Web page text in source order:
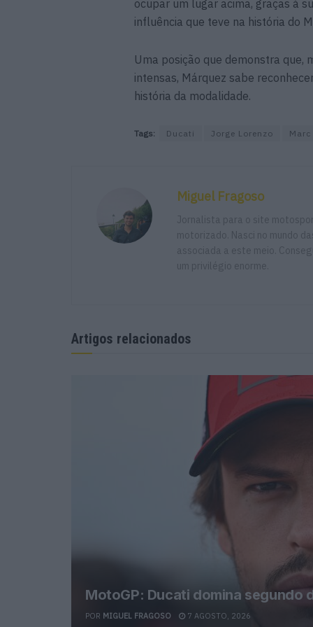
ocupar um lugar acima, graças à
influência que teve na história do
Uma posição que demonstra que,
intensas, Márquez sabe
história da modalidade.
Tags: Ducati Jorge Lorenzo Marc
Miguel Fragoso
Jornalista para o site
motorizado. Nasci no mundo
associada a este meio.
um privilégio enorme.
Artigos relacionados
MotoGP: Ducati domina
POR MIGUEL FRAGOSO 7 AGOSTO, 2026